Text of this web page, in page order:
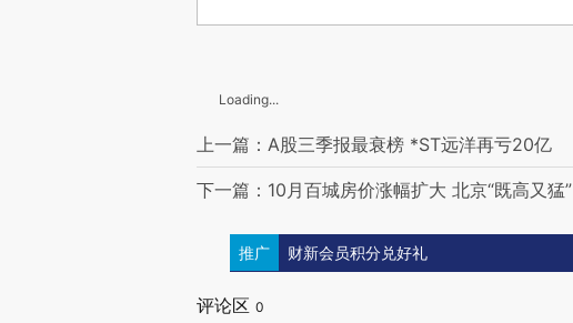
Loading...
上一篇：A股三季报最衰榜 *ST远洋再亏20亿
下一篇：10月百城房价涨幅扩大 北京“既高又猛”
推广 财新会员积分兑好礼
评论区 0